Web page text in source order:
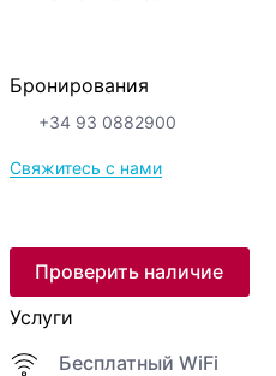
Бронирования
+34 93 0882900
Свяжитесь с нами
Проверить наличие
Услуги
Бесплатный WiFi